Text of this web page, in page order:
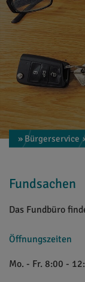
» Bürgerservice
Fundsachen
Das Fundbüro
Öffnungszeiten
Mo. - Fr. 8:00 -